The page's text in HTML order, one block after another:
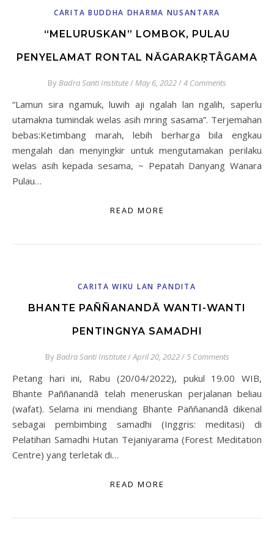
CARITA BUDDHA DHARMA NUSANTARA
“MELURUSKAN” LOMBOK, PULAU
PENYELAMAT RONTAL NĀGARAKṚTÂGAMA
ByBadra Santi Institute/May 6, 2022/4 Comments
“Lamun sira ngamuk, luwih aji ngalah lan ngalih, saperlu
utamakna tumindak welas asih mring sasama”. Terjemahan
bebas:Ketimbang marah, lebih berharga bila engkau
mengalah dan menyingkir untuk mengutamakan perilaku
welas asih kepada sesama, ~ Pepatah Danyang Wanara
Pulau…
READ MORE
CARITA WIKU LAN PANDITA
BHANTE PAÑÑANANDĀ WANTI-WANTI
PENTINGNYA SAMADHI
ByBadra Santi Institute/April 20, 2022/5 Comments
Petang hari ini, Rabu (20/04/2022), pukul 19.00 WIB,
Bhante Paññanandā telah meneruskan perjalanan beliau
(wafat). Selama ini mendiang Bhante Paññanandā dikenal
sebagai pembimbing samadhi (Inggris: meditasi) di
Pelatihan Samadhi Hutan Tejaniyarama (Forest Meditation
Centre) yang terletak di…
READ MORE